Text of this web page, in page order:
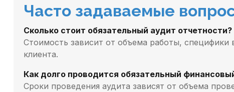
Часто задаваемые
Сколько стоит обязательный аудит отчетности?
Стоимость зависит от объема работы,
клиента.
Как долго проводится обязательный
Сроки проведения аудита зависят от объема